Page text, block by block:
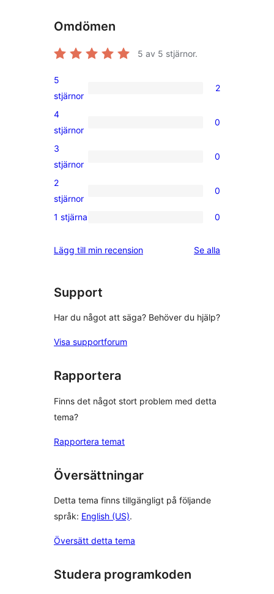
Omdömen
5 av 5 stjärnor.
2
5-
stjärniga
5
stjärnor
2
0
4-
stjärniga
4
stjärnor
0
0
3-
stjärniga
3
stjärnor
0
0
2-
recensioner
2
stjärnor
0
0
stjärniga
1 stjärna 0
Lägg till min recension Se alla
Support
Har du något att säga? Behöver du hjälp?
Visa supportforum
Rapportera
Finns det något stort problem med detta
tema?
Rapportera temat
Översättningar
Detta tema finns tillgängligt på följande
språk: English (US).
Översätt detta tema
Studera programkoden